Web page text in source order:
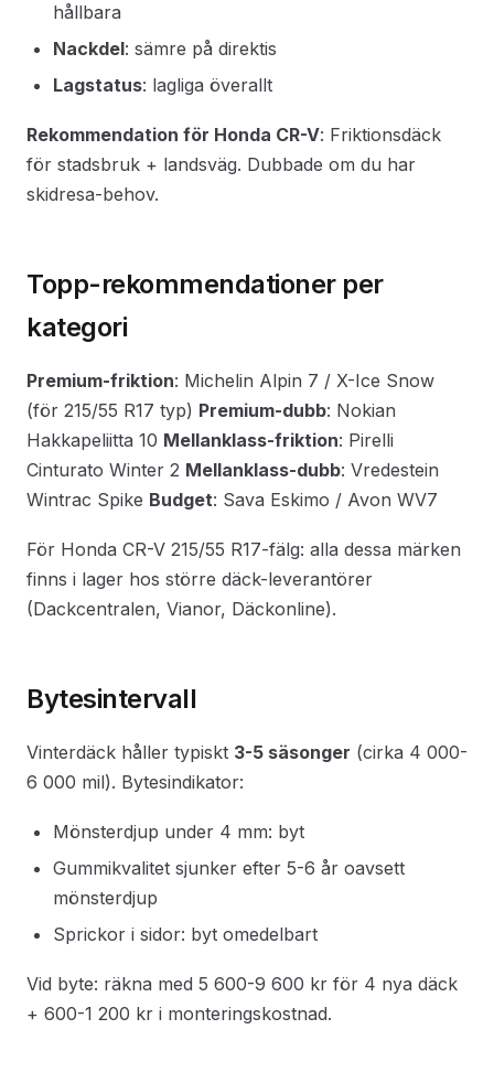
hållbara
Nackdel: sämre på direktis
Lagstatus: lagliga överallt
Rekommendation för Honda CR-V: Friktionsdäck
för stadsbruk + landsväg. Dubbade om du har
skidresa-behov.
Topp-rekommendationer per
kategori
Premium-friktion: Michelin Alpin 7 / X-Ice Snow
(för 215/55 R17 typ) Premium-dubb: Nokian
Hakkapeliitta 10 Mellanklass-friktion: Pirelli
Cinturato Winter 2 Mellanklass-dubb: Vredestein
Wintrac Spike Budget: Sava Eskimo / Avon WV7
För Honda CR-V 215/55 R17-fälg: alla dessa märken
finns i lager hos större däck-leverantörer
(Dackcentralen, Vianor, Däckonline).
Bytesintervall
Vinterdäck håller typiskt 3-5 säsonger (cirka 4 000-
6 000 mil). Bytesindikator:
Mönsterdjup under 4 mm: byt
Gummikvalitet sjunker efter 5-6 år oavsett
mönsterdjup
Sprickor i sidor: byt omedelbart
Vid byte: räkna med 5 600-9 600 kr för 4 nya däck
+ 600-1 200 kr i monteringskostnad.